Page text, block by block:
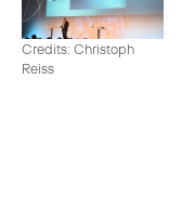
Credits: Christoph
Reiss